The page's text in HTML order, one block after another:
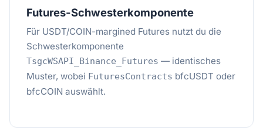
Futures-Schwesterkomponente
Für USDT/COIN-margined Futures nutzt du die
Schwesterkomponente
TsgcWSAPI_Binance_Futures — identisches
Muster, wobei FuturesContracts bfcUSDT oder
bfcCOIN auswählt.